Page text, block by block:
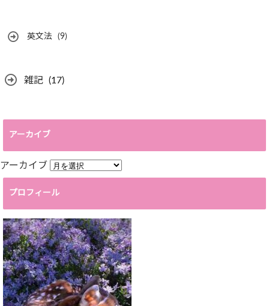
英文法 (9)
雑記 (17)
アーカイブ
アーカイブ
プロフィール